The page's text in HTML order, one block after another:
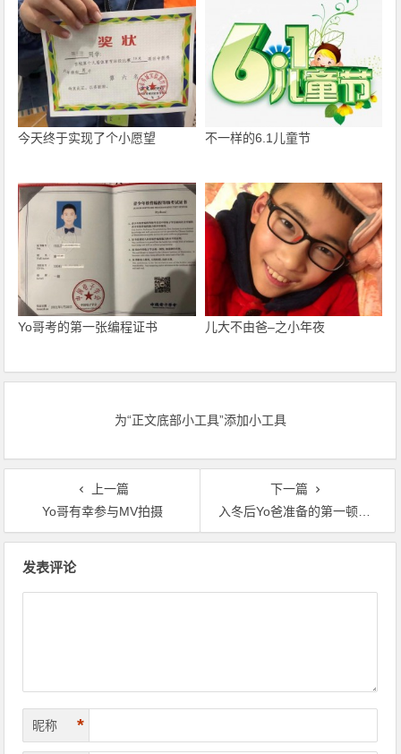
今天终于实现了个小愿望 不一样的6.1儿童节
Yo哥考的第一张编程证书 儿大不由爸–之小年夜
为“正文底部小工具”添加小工具
上一篇
Yo哥有幸参与MV拍摄
下一篇
入冬后Yo爸准备的第一顿家庭火锅
发表评论
昵称 *